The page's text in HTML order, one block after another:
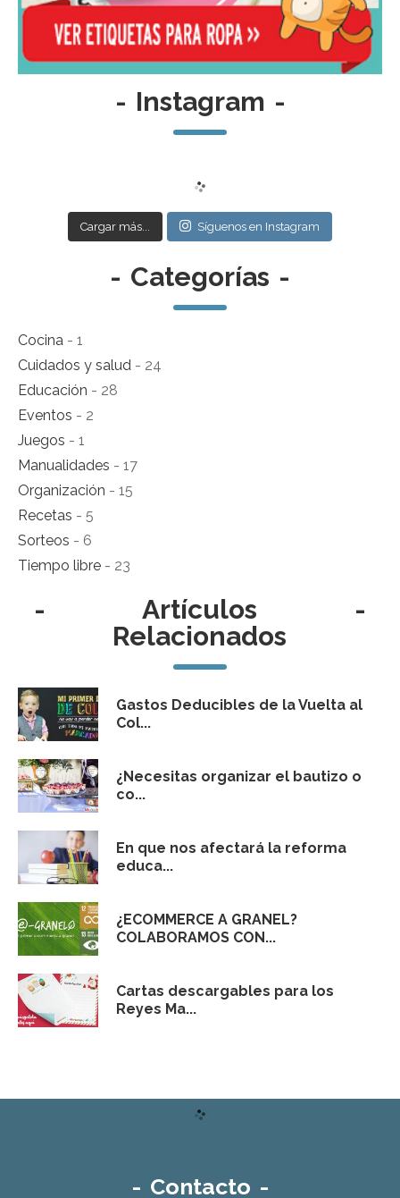
- Instagram -
Cargar más... Síguenos en Instagram
- Categorías -
Cocina - 1
Cuidados y salud - 24
Educación - 28
Eventos - 2
Juegos - 1
Manualidades - 17
Organización - 15
Recetas - 5
Sorteos - 6
Tiempo libre - 23
-
Artículos
Relacionados
-
Gastos Deducibles de la Vuelta al
Col...
¿Necesitas organizar el bautizo o
co...
En que nos afectará la reforma
educa...
¿ECOMMERCE A GRANEL?
COLABORAMOS CON...
Cartas descargables para los
Reyes Ma...
- Contacto -